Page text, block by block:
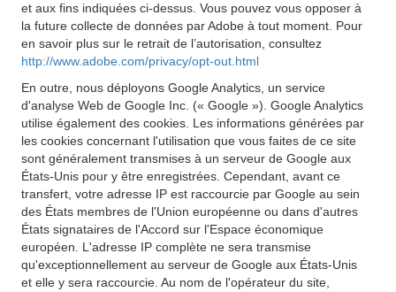
et aux fins indiquées ci-dessus. Vous pouvez vous opposer à
la future collecte de données par Adobe à tout moment. Pour
en savoir plus sur le retrait de l’autorisation, consultez
http://www.adobe.com/privacy/opt-out.html
En outre, nous déployons Google Analytics, un service
d'analyse Web de Google Inc. (« Google »). Google Analytics
utilise également des cookies. Les informations générées par
les cookies concernant l'utilisation que vous faites de ce site
sont généralement transmises à un serveur de Google aux
États-Unis pour y être enregistrées. Cependant, avant ce
transfert, votre adresse IP est raccourcie par Google au sein
des États membres de l'Union européenne ou dans d'autres
États signataires de l'Accord sur l'Espace économique
européen. L'adresse IP complète ne sera transmise
qu'exceptionnellement au serveur de Google aux États-Unis
et elle y sera raccourcie. Au nom de l'opérateur du site,